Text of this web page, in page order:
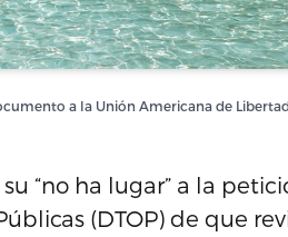
a la Unión Americana de
“no ha lugar” a la
(DTOP) de que